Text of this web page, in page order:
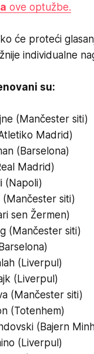
ove optužbe.
će proteći
individualne
su:
(Mančester siti)
Madrid)
(Barselona)
Madrid)
(Napoli)
(Mančester siti)
sen Žermen)
(Mančester siti)
(Liverpul)
(Liverpul)
(Mančester siti)
(Totenhem)
(Bajern
(Liverpul)